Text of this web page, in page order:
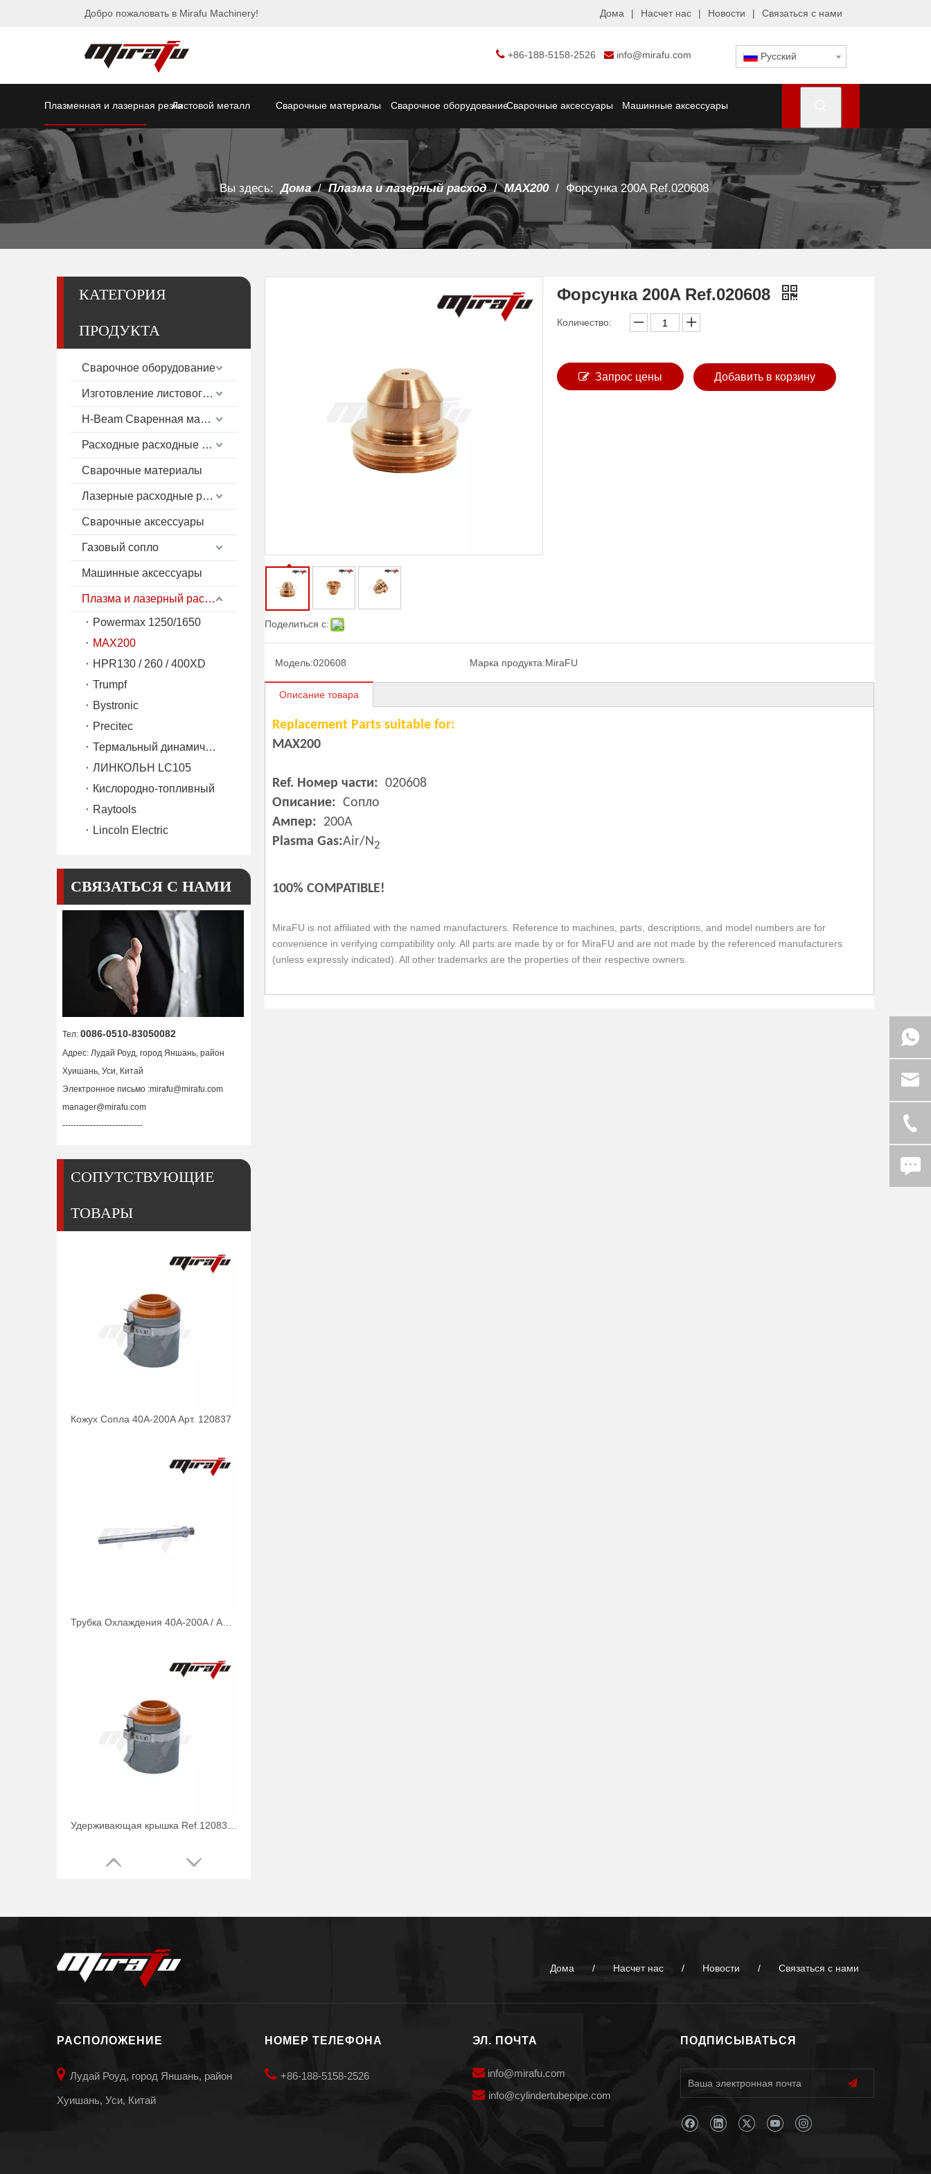
Добро пожаловать в Mirafu Machinery! Дома | Насчет нас | Новости | Связаться с нами
 +86-188-5158-2526  info@mirafu.com Pусский
Плазменная и лазерная резкаЛистовой металл Сварочные материалы Сварочное оборудованиеСварочные аксессуары Машинные аксессуары
Вы здесь: Дома / Плазма и лазерный расход / MAX200 / Форсунка 200A Ref.020608
КАТЕГОРИЯ
ПРОДУКТА
Сварочное оборудование
Изготовление листового металла
H-Beam Сваренная машина
Расходные расходные материалы плазмы
Сварочные материалы
Лазерные расходные расходные материалы
Сварочные аксессуары
Газовый сопло
Машинные аксессуары
Плазма и лазерный расход
Powermax 1250/1650
MAX200
HPR130 / 260 / 400XD
Trumpf
Bystronic
Precitec
Термальный динамический SL60 / SL100
ЛИНКОЛЬН LC105
Кислородно-топливный
Raytools
Lincoln Electric
СВЯЗАТЬСЯ С НАМИ
Тел: 0086-0510-83050082
Адрес: Лудай Роуд, город Яншань, район
Хуишань, Уси, Китай
Электронное письмо :mirafu@mirafu.com
manager@mirafu.com
-----------------------------
СОПУТСТВУЮЩИЕ
ТОВАРЫ
Артикул 220832 Щит
Кожух Сопла 40A-200A Арт. 120837
Поделиться с:
Форсунка 200A Ref.020608
Количество:
Запрос цены Добавить в корзину
Модель:020608 Марка продукта:MiraFU
Описание товара
Replacement Parts suitable for:
MAX200
Ref. Номер части: 020608
Описание: Сопло
Ампер: 200A
Plasma Gas:Air/N2
100% COMPATIBLE!
MiraFU is not affiliated with the named manufacturers. Reference to machines, parts, descriptions, and model numbers are for
convenience in verifying compatibility only. All parts are made by or for MiraFU and are not made by the referenced manufacturers
(unless expressly indicated). All other trademarks are the properties of their respective owners.
Дома / Насчет нас / Новости / Связаться с нами
РАСПОЛОЖЕНИЕ
 Лудай Роуд, город Яншань, район
Хуишань, Уси, Китай
НОМЕР ТЕЛЕФОНА
 +86-188-5158-2526
ЭЛ. ПОЧТА
 info@mirafu.com
 info@cylindertubepipe.com
ПОДПИСЫВАТЬСЯ